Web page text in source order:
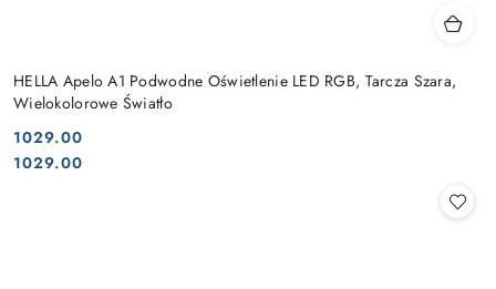
HELLA Apelo A1 Podwodne Oświetlenie LED RGB, Tarcza Szara,
Wielokolorowe Światło
Cena:
1029.00
Cena:
1029.00